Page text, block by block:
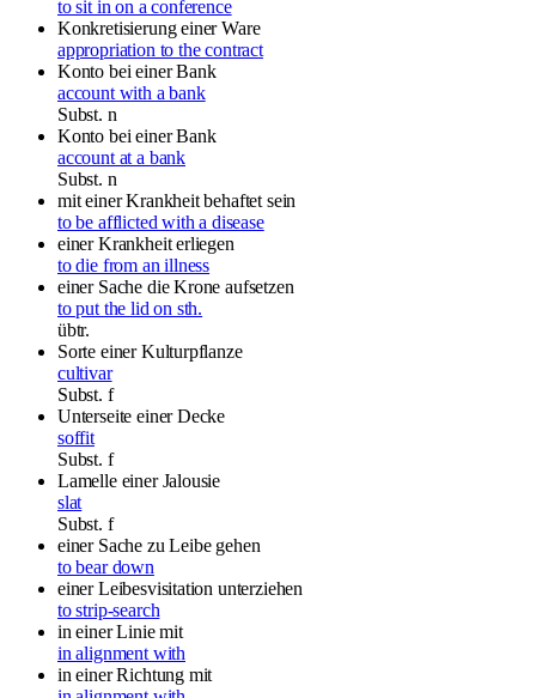
to sit in on a conference
Konkretisierung einer Ware
appropriation to the contract
Konto bei einer Bank
account with a bank
Subst. n
Konto bei einer Bank
account at a bank
Subst. n
mit einer Krankheit behaftet sein
to be afflicted with a disease
einer Krankheit erliegen
to die from an illness
einer Sache die Krone aufsetzen
to put the lid on sth.
übtr.
Sorte einer Kulturpflanze
cultivar
Subst. f
Unterseite einer Decke
soffit
Subst. f
Lamelle einer Jalousie
slat
Subst. f
einer Sache zu Leibe gehen
to bear down
einer Leibesvisitation unterziehen
to strip-search
in einer Linie mit
in alignment with
in einer Richtung mit